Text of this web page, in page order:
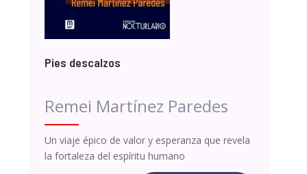
Pies descalzos
Remei Martínez Paredes
Un viaje épico de valor y esperanza que revela
la fortaleza del espíritu humano